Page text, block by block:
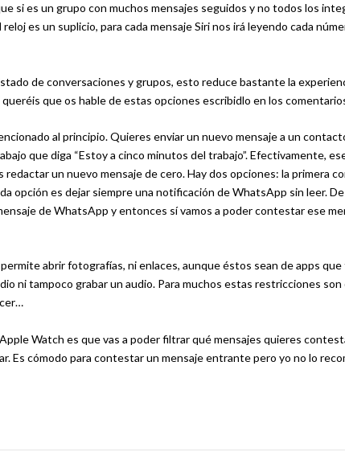
si es un grupo con muchos mensajes seguidos y no todos los
es un suplicio, para cada mensaje Siri nos irá leyendo cada
de conversaciones y grupos, esto reduce bastante la
que os hable de estas opciones escribidlo en los
al principio. Quieres enviar un nuevo mensaje a un
que diga “Estoy a cinco minutos del trabajo”. Efectivamente,
un nuevo mensaje de cero. Hay dos opciones: la primera
opción es dejar siempre una notificación de WhatsApp sin leer.
de WhatsApp y entonces sí vamos a poder contestar ese
abrir fotografías, ni enlaces, aunque éstos sean de apps que
ni tampoco grabar un audio. Para muchos estas restricciones
Watch es que vas a poder filtrar qué mensajes quieres
Es cómodo para contestar un mensaje entrante pero yo no lo